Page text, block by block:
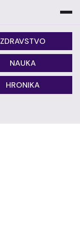
ZDRAVSTVO
NAUKA
HRONIKA